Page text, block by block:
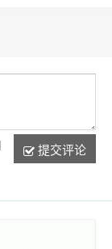
提交评论